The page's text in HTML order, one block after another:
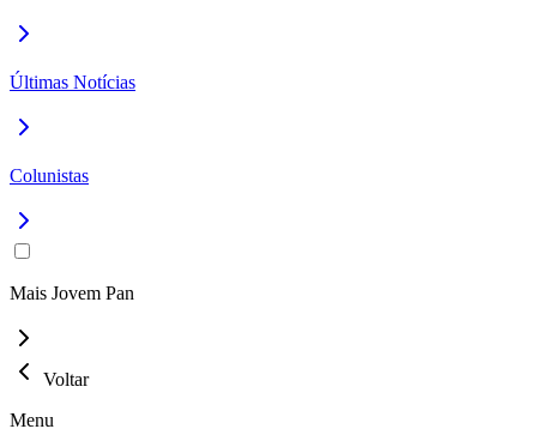
Últimas Notícias
Colunistas
Mais Jovem Pan
Voltar
Menu